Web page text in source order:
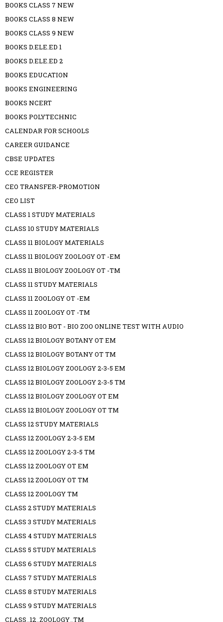
BOOKS CLASS 7 NEW
BOOKS CLASS 8 NEW
BOOKS CLASS 9 NEW
BOOKS D.ELE.ED 1
BOOKS D.ELE.ED 2
BOOKS EDUCATION
BOOKS ENGINEERING
BOOKS NCERT
BOOKS POLYTECHNIC
CALENDAR FOR SCHOOLS
CAREER GUIDANCE
CBSE UPDATES
CCE REGISTER
CEO TRANSFER-PROMOTION
CEO LIST
CLASS 1 STUDY MATERIALS
CLASS 10 STUDY MATERIALS
CLASS 11 BIOLOGY MATERIALS
CLASS 11 BIOLOGY ZOOLOGY OT -EM
CLASS 11 BIOLOGY ZOOLOGY OT -TM
CLASS 11 STUDY MATERIALS
CLASS 11 ZOOLOGY OT -EM
CLASS 11 ZOOLOGY OT -TM
CLASS 12 BIO BOT - BIO ZOO ONLINE TEST WITH AUDIO
CLASS 12 BIOLOGY BOTANY OT EM
CLASS 12 BIOLOGY BOTANY OT TM
CLASS 12 BIOLOGY ZOOLOGY 2-3-5 EM
CLASS 12 BIOLOGY ZOOLOGY 2-3-5 TM
CLASS 12 BIOLOGY ZOOLOGY OT EM
CLASS 12 BIOLOGY ZOOLOGY OT TM
CLASS 12 STUDY MATERIALS
CLASS 12 ZOOLOGY 2-3-5 EM
CLASS 12 ZOOLOGY 2-3-5 TM
CLASS 12 ZOOLOGY OT EM
CLASS 12 ZOOLOGY OT TM
CLASS 12 ZOOLOGY TM
CLASS 2 STUDY MATERIALS
CLASS 3 STUDY MATERIALS
CLASS 4 STUDY MATERIALS
CLASS 5 STUDY MATERIALS
CLASS 6 STUDY MATERIALS
CLASS 7 STUDY MATERIALS
CLASS 8 STUDY MATERIALS
CLASS 9 STUDY MATERIALS
CLASS_12_ZOOLOGY_TM